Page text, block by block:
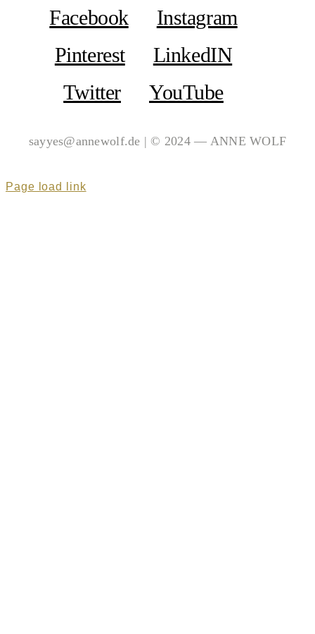
Facebook
Instagram
Pinterest
LinkedIN
Twitter
YouTube
sayyes@annewolf.de | © 2024 — ANNE WOLF
Page load link